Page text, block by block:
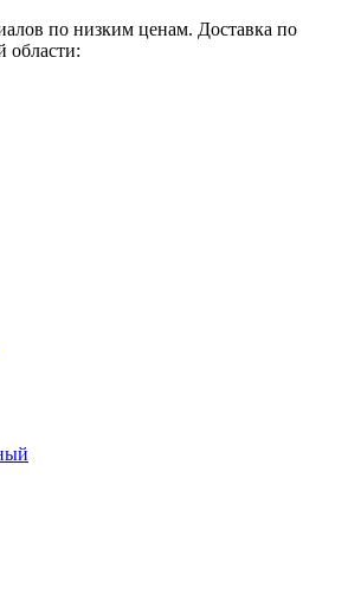
по низким ценам. Доставка по
области: